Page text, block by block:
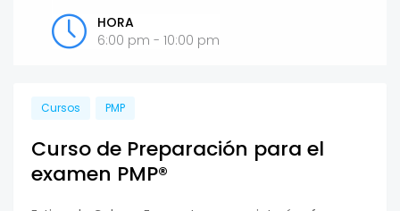
HORA
6:00 pm - 10:00 pm
Cursos PMP
Curso de Preparación para el
examen PMP®